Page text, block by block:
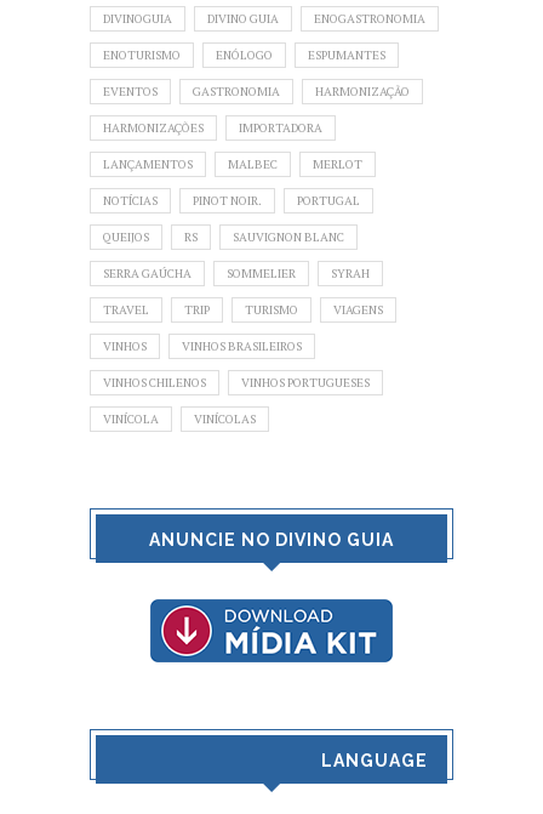
DIVINOGUIA DIVINO GUIA ENOGASTRONOMIA
ENOTURISMO ENÓLOGO ESPUMANTES
EVENTOS GASTRONOMIA HARMONIZAÇÃO
HARMONIZAÇÕES IMPORTADORA
LANÇAMENTOS MALBEC MERLOT
NOTÍCIAS PINOT NOIR. PORTUGAL
QUEIJOS RS SAUVIGNON BLANC
SERRA GAÚCHA SOMMELIER SYRAH
TRAVEL TRIP TURISMO VIAGENS
VINHOS VINHOS BRASILEIROS
VINHOS CHILENOS VINHOS PORTUGUESES
VINÍCOLA VINÍCOLAS
ANUNCIE NO DIVINO GUIA
LANGUAGE